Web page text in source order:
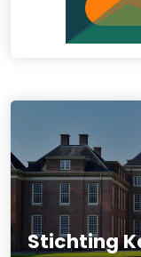
Stichting